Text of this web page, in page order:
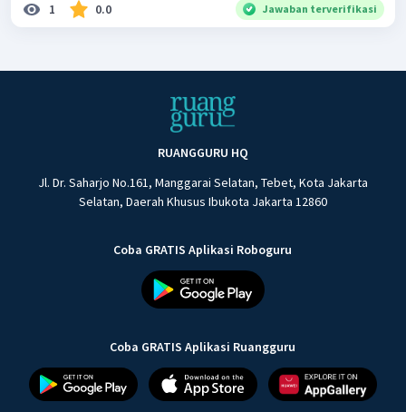
1 0.0 Jawaban terverifikasi
RUANGGURU HQ
Jl. Dr. Saharjo No.161, Manggarai Selatan, Tebet, Kota Jakarta
Selatan, Daerah Khusus Ibukota Jakarta 12860
Coba GRATIS Aplikasi Roboguru
Coba GRATIS Aplikasi Ruangguru